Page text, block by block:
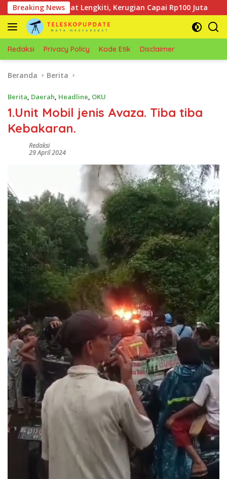
Langsung
ke
konten
Breaking News
Empat Lengkiti, Kerugian Capai Rp100 Juta Hasil
Redaksi Privacy Policy Kode Etik Disclaimer
Beranda Berita
Berita, Daerah, Headline, OKU
1.Unit Mobil jenis Avaza. Tiba tiba
Kebakaran.
Redaksi
29 April 2024